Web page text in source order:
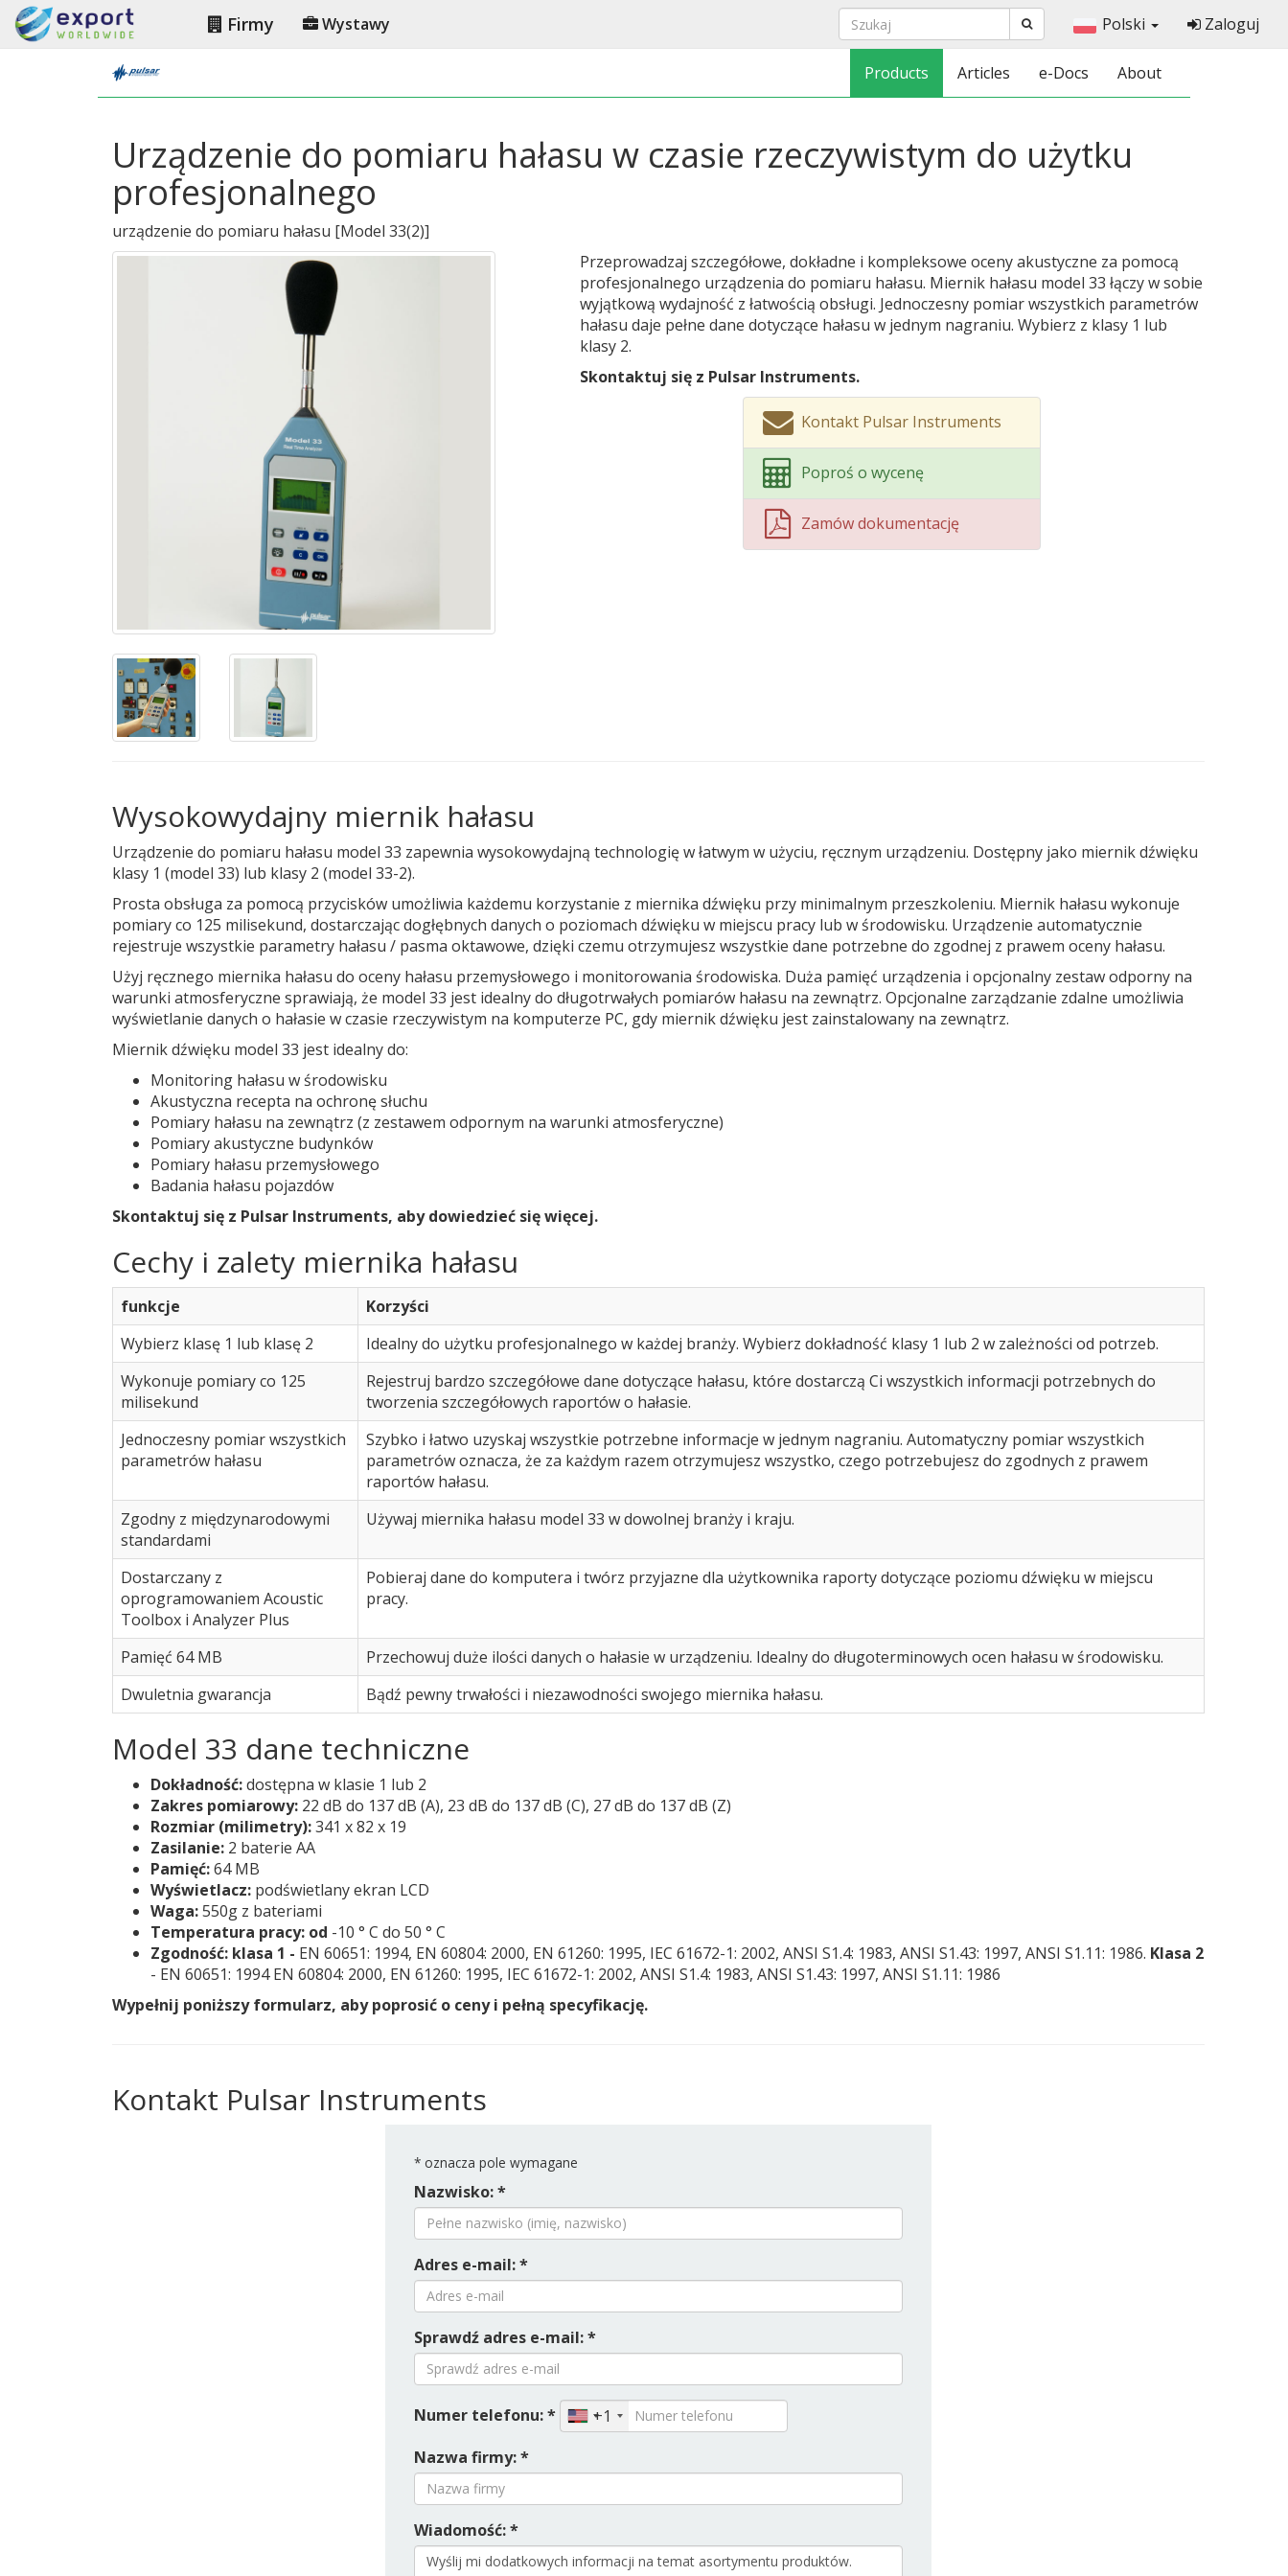
Firmy Wystawy Polski Zaloguj
Products Articles e-Docs About
Urządzenie do pomiaru hałasu w czasie rzeczywistym do użytku
profesjonalnego
urządzenie do pomiaru hałasu [Model 33(2)]
Przeprowadzaj szczegółowe, dokładne i kompleksowe oceny akustyczne za pomocą
profesjonalnego urządzenia do pomiaru hałasu. Miernik hałasu model 33 łączy w sobie
wyjątkową wydajność z łatwością obsługi. Jednoczesny pomiar wszystkich parametrów
hałasu daje pełne dane dotyczące hałasu w jednym nagraniu. Wybierz z klasy 1 lub
klasy 2.
Skontaktuj się z Pulsar Instruments.
Kontakt Pulsar Instruments
Poproś o wycenę
Zamów dokumentację
Wysokowydajny miernik hałasu
Urządzenie do pomiaru hałasu model 33 zapewnia wysokowydajną technologię w łatwym w użyciu, ręcznym urządzeniu. Dostępny jako miernik dźwięku
klasy 1 (model 33) lub klasy 2 (model 33-2).
Prosta obsługa za pomocą przycisków umożliwia każdemu korzystanie z miernika dźwięku przy minimalnym przeszkoleniu. Miernik hałasu wykonuje
pomiary co 125 milisekund, dostarczając dogłębnych danych o poziomach dźwięku w miejscu pracy lub w środowisku. Urządzenie automatycznie
rejestruje wszystkie parametry hałasu / pasma oktawowe, dzięki czemu otrzymujesz wszystkie dane potrzebne do zgodnej z prawem oceny hałasu.
Użyj ręcznego miernika hałasu do oceny hałasu przemysłowego i monitorowania środowiska. Duża pamięć urządzenia i opcjonalny zestaw odporny na
warunki atmosferyczne sprawiają, że model 33 jest idealny do długotrwałych pomiarów hałasu na zewnątrz. Opcjonalne zarządzanie zdalne umożliwia
wyświetlanie danych o hałasie w czasie rzeczywistym na komputerze PC, gdy miernik dźwięku jest zainstalowany na zewnątrz.
Miernik dźwięku model 33 jest idealny do:
Monitoring hałasu w środowisku
Akustyczna recepta na ochronę słuchu
Pomiary hałasu na zewnątrz (z zestawem odpornym na warunki atmosferyczne)
Pomiary akustyczne budynków
Pomiary hałasu przemysłowego
Badania hałasu pojazdów
Skontaktuj się z Pulsar Instruments, aby dowiedzieć się więcej.
Cechy i zalety miernika hałasu
funkcje
Korzyści
Wybierz klasę 1 lub klasę 2
Idealny do użytku profesjonalnego w każdej branży. Wybierz dokładność klasy 1 lub 2 w zależności od potrzeb.
Wykonuje pomiary co 125
milisekund
Rejestruj bardzo szczegółowe dane dotyczące hałasu, które dostarczą Ci wszystkich informacji potrzebnych do
tworzenia szczegółowych raportów o hałasie.
Jednoczesny pomiar wszystkich
parametrów hałasu
Szybko i łatwo uzyskaj wszystkie potrzebne informacje w jednym nagraniu. Automatyczny pomiar wszystkich
parametrów oznacza, że za każdym razem otrzymujesz wszystko, czego potrzebujesz do zgodnych z prawem
raportów hałasu.
Zgodny z międzynarodowymi
standardami
Używaj miernika hałasu model 33 w dowolnej branży i kraju.
Dostarczany z
oprogramowaniem Acoustic
Toolbox i Analyzer Plus
Pobieraj dane do komputera i twórz przyjazne dla użytkownika raporty dotyczące poziomu dźwięku w miejscu
pracy.
Pamięć 64 MB
Przechowuj duże ilości danych o hałasie w urządzeniu. Idealny do długoterminowych ocen hałasu w środowisku.
Dwuletnia gwarancja
Bądź pewny trwałości i niezawodności swojego miernika hałasu.
Model 33 dane techniczne
Dokładność:dostępna w klasie 1 lub 2
Zakres pomiarowy: 22 dB do 137 dB (A), 23 dB do 137 dB (C), 27 dB do 137 dB (Z)
Rozmiar (milimetry):341 x 82 x 19
Zasilanie: 2 baterie AA
Pamięć:64 MB
Wyświetlacz: podświetlany ekran LCD
Waga:550g z bateriami
Temperatura pracy: od -10 ° C do 50 ° C
Zgodność: klasa 1 - EN 60651: 1994, EN 60804: 2000, EN 61260: 1995, IEC 61672-1: 2002, ANSI S1.4: 1983, ANSI S1.43: 1997, ANSI S1.11: 1986. Klasa 2
- EN 60651: 1994 EN 60804: 2000, EN 61260: 1995, IEC 61672-1: 2002, ANSI S1.4: 1983, ANSI S1.43: 1997, ANSI S1.11: 1986
Wypełnij poniższy formularz, aby poprosić o ceny i pełną specyfikację.
Kontakt Pulsar Instruments
* oznacza pole wymagane
Nazwisko: *
Adres e-mail: *
Sprawdź adres e-mail: *
Numer telefonu: *
+1
Nazwa firmy: *
Wiadomość: *